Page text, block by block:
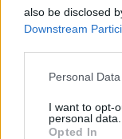
also be disclosed
Downstream
Personal
I want to opt-
personal data.
Opted In